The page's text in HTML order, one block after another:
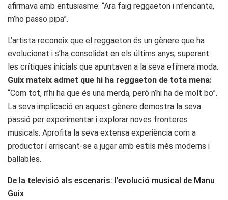
afirmava amb entusiasme: “Ara faig reggaeton i m’encanta,
m’ho passo pipa”.
L’artista reconeix que el reggaeton és un gènere que ha
evolucionat i s’ha consolidat en els últims anys, superant
les crítiques inicials que apuntaven a la seva efímera moda.
Guix mateix admet que hi ha reggaeton de tota mena:
“Com tot, n’hi ha que és una merda, però n’hi ha de molt bo”.
La seva implicació en aquest gènere demostra la seva
passió per experimentar i explorar noves fronteres
musicals. Aprofita la seva extensa experiència com a
productor i arriscant-se a jugar amb estils més moderns i
ballables.
De la televisió als escenaris: l’evolució musical de Manu
Guix